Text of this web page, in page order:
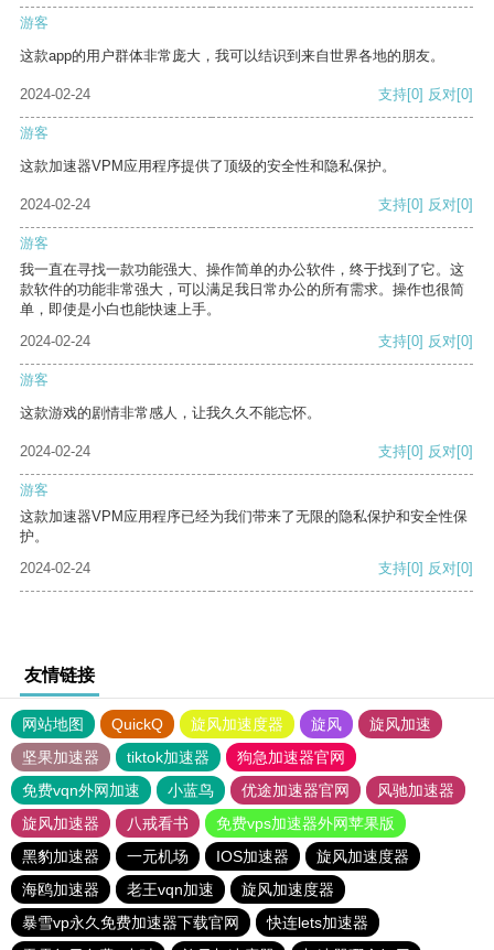
游客
这款app的用户群体非常庞大，我可以结识到来自世界各地的朋友。
2024-02-24 支持[0] 反对[0]
游客
这款加速器VPM应用程序提供了顶级的安全性和隐私保护。
2024-02-24 支持[0] 反对[0]
游客
我一直在寻找一款功能强大、操作简单的办公软件，终于找到了它。这
款软件的功能非常强大，可以满足我日常办公的所有需求。操作也很简
单，即使是小白也能快速上手。
2024-02-24
支持[0] 反对[0]
游客
这款游戏的剧情非常感人，让我久久不能忘怀。
2024-02-24 支持[0] 反对[0]
游客
这款加速器VPM应用程序已经为我们带来了无限的隐私保护和安全性保
护。
2024-02-24
支持[0] 反对[0]
友情链接
网站地图 QuickQ 旋风加速度器 旋风
旋风加速
坚果加速器
tiktok加速器
狗急加速器官网
免费vqn外网加速
小蓝鸟 优途加速器官网
风驰加速器
旋风加速器
八戒看书
免费vps加速器外网苹果版
黑豹加速器
一元机场 IOS加速器
旋风加速度器
海鸥加速器
老王vqn加速
旋风加速度器
暴雪vp永久免费加速器下载官网
快连lets加速器